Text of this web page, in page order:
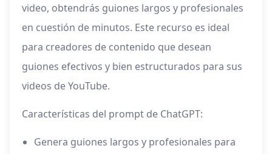
video, obtendrás guiones largos y profesionales
en cuestión de minutos. Este recurso es ideal
para creadores de contenido que desean
guiones efectivos y bien estructurados para sus
videos de YouTube.
Características del prompt de ChatGPT:
Genera guiones largos y profesionales para